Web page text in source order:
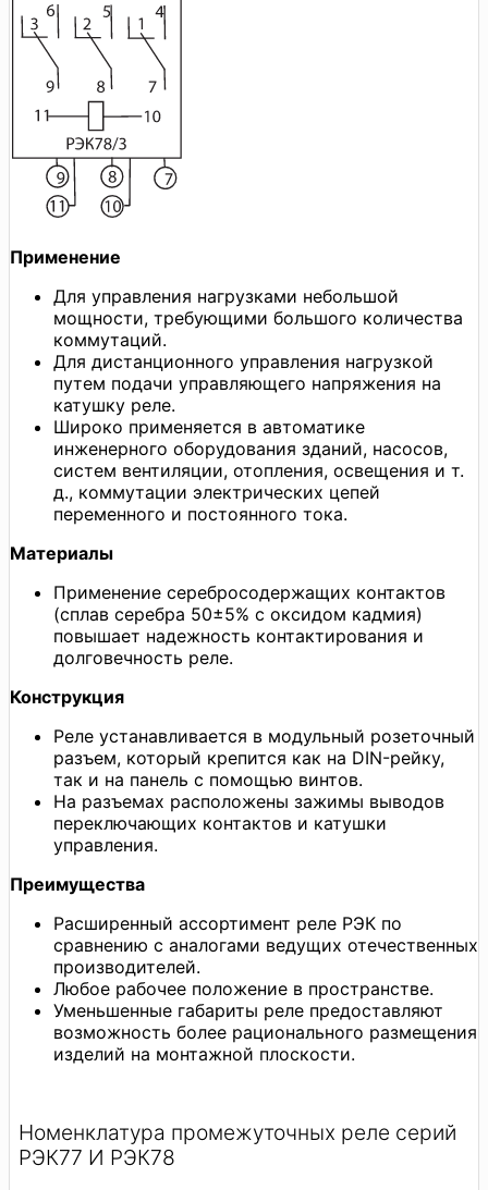
Применение
Для управления нагрузками небольшой
мощности, требующими большого количества
коммутаций.
Для дистанционного управления нагрузкой
путем подачи управляющего напряжения на
катушку реле.
Широко применяется в автоматике
инженерного оборудования зданий, насосов,
систем вентиляции, отопления, освещения и т.
д., коммутации электрических цепей
переменного и постоянного тока.
Материалы
Применение серебросодержащих контактов
(сплав серебра 50±5% с оксидом кадмия)
повышает надежность контактирования и
долговечность реле.
Конструкция
Реле устанавливается в модульный розеточный
разъем, который крепится как на DIN-рейку,
так и на панель с помощью винтов.
На разъемах расположены зажимы выводов
переключающих контактов и катушки
управления.
Преимущества
Расширенный ассортимент реле РЭК по
сравнению с аналогами ведущих отечественных
производителей.
Любое рабочее положение в пространстве.
Уменьшенные габариты реле предоставляют
возможность более рационального размещения
изделий на монтажной плоскости.